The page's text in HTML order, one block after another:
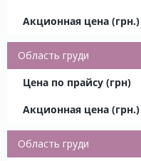
Область груди
Область груди